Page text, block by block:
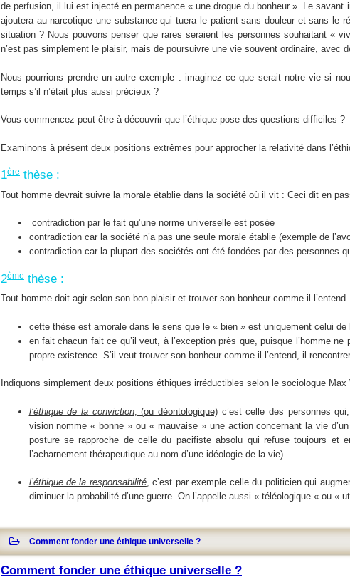
de perfusion, il lui est injecté en permanence « une drogue du bonheur ». Le
ajoutera au narcotique une substance qui tuera le patient sans douleur et sans le
situation ? Nous pouvons penser que rares seraient les personnes souhaitant «
n’est pas simplement le plaisir, mais de poursuivre une vie souvent ordinaire, avec
Nous pourrions prendre un autre exemple : imaginez ce que serait notre vie si
temps s’il n’était plus aussi précieux ?
Vous commencez peut être à découvrir que l’éthique pose des questions difficiles ?
Examinons à présent deux positions extrêmes pour approcher la relativité dans
1ère thèse :
Tout homme devrait suivre la morale établie dans la société où il vit : Ceci dit en
contradiction par le fait qu’une norme universelle est posée
contradiction car la société n’a pas une seule morale établie (exemple de
contradiction car la plupart des sociétés ont été fondées par des personnes
2ème thèse :
Tout homme doit agir selon son bon plaisir et trouver son bonheur comme il l’entend
cette thèse est amorale dans le sens que le « bien » est uniquement celui de
en fait chacun fait ce qu’il veut, à l’exception près que, puisque l’homme
propre existence. S’il veut trouver son bonheur comme il l’entend, il
Indiquons simplement deux positions éthiques irréductibles selon le sociologue Max
l’éthique de la conviction, (ou déontologique)c’est celle des personnes
vision nomme « bonne » ou « mauvaise » une action concernant la vie
posture se rapproche de celle du pacifiste absolu qui refuse toujours et
l’acharnement thérapeutique au nom d’une idéologie de la vie).
l’éthique de la responsabilité, c’est par exemple celle du politicien qui
diminuer la probabilité d’une guerre. On l’appelle aussi « téléologique « ou «
Comment fonder une éthique universelle ?
Comment fonder une éthique universelle ?